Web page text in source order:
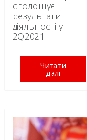
оголошує
результати
діяльності у
2Q2021
Читати
далі